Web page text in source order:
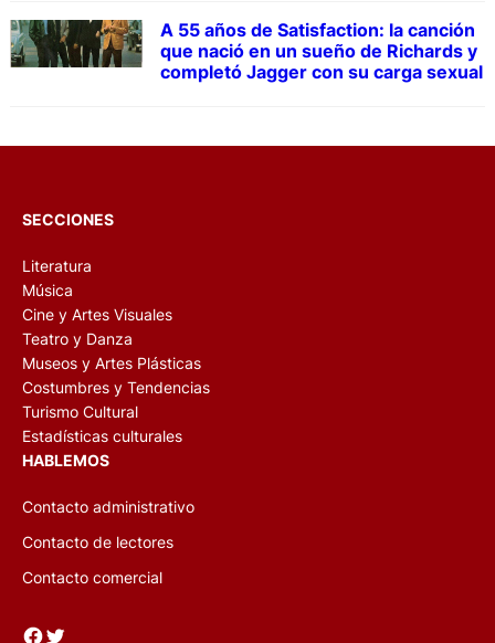
A 55 años de Satisfaction: la canción
que nació en un sueño de Richards y
completó Jagger con su carga sexual
SECCIONES
Literatura
Música
Cine y Artes Visuales
Teatro y Danza
Museos y Artes Plásticas
Costumbres y Tendencias
Turismo Cultural
Estadísticas culturales
HABLEMOS
Contacto administrativo
Contacto de lectores
Contacto comercial
Facebook Twitter